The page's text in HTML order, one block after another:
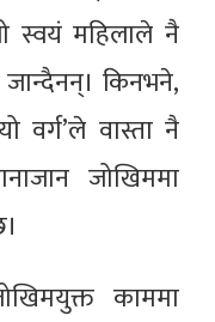
स्वयं महिलाले नै
किनभने,
वर्ग’ले वास्ता नै
जोखिममा
काममा